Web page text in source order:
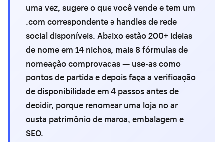
uma vez, sugere o que você vende e tem um
.com correspondente e handles de rede
social disponíveis. Abaixo estão 200+ ideias
de nome em 14 nichos, mais 8 fórmulas de
nomeação comprovadas — use-as como
pontos de partida e depois faça a verificação
de disponibilidade em 4 passos antes de
decidir, porque renomear uma loja no ar
custa patrimônio de marca, embalagem e
SEO.